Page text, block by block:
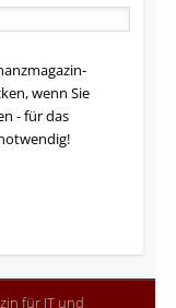
wenn Sie
- für das
für IT und